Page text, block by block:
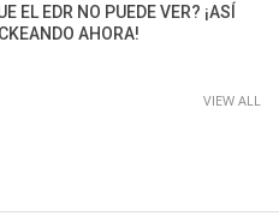
EL EDR NO PUEDE VER? ¡ASÍ
AHORA!
VIEW ALL